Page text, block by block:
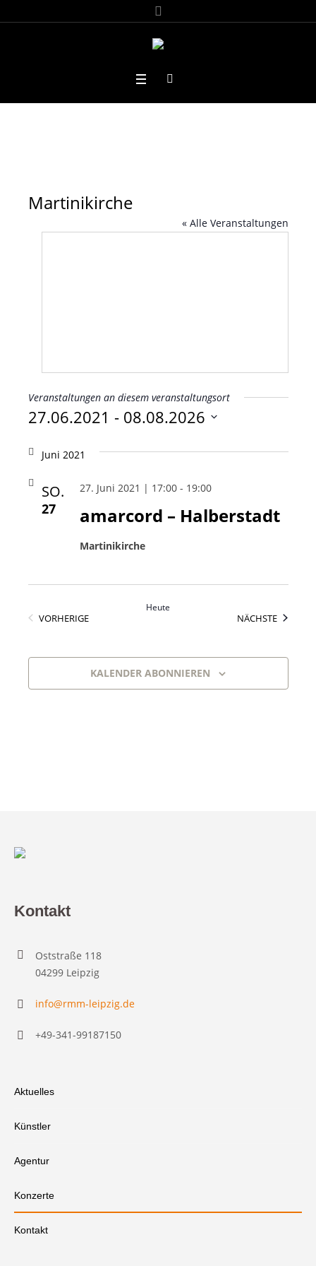
Martinikirche
« Alle Veranstaltungen
Veranstaltungen an diesem veranstaltungsort
27.06.2021 - 08.08.2026
wählen.
Juni 2021
SO.
27 amarcord – Halberstadt
27. Juni 2021 | 17:00- 19:00
Martinikirche
VORHERIGEVERANSTALTUNGEN
Heute
NÄCHSTE
KALENDER ABONNIEREN
Kontakt
Oststraße 118
04299 Leipzig
info@rmm-leipzig.de
+49-341-99187150
Aktuelles
Künstler
Agentur
Konzerte
Kontakt